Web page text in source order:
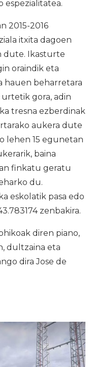
espezialitatea.
2015-2016
itxita dagoen
dute. Ikasturte
oraindik eta
hauen beharretara
gora, adin
tresna ezberdinak
aukera dute
lehen 15 egunetan
baina
finkatu geratu
du.
eskolatik pasa edo
zenbakira.
diren piano,
dultzaina eta
dira Jose de